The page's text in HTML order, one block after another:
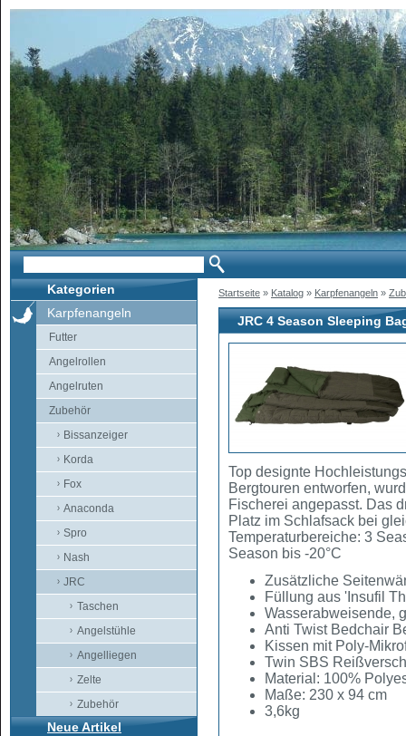
Kategorien
Karpfenangeln
Futter
Angelrollen
Angelruten
Zubehör
Bissanzeiger
Korda
Fox
Anaconda
Spro
Nash
JRC
Taschen
Angelstühle
Angelliegen
Zelte
Zubehör
Neue Artikel
Startseite » Katalog » Karpfenangeln »
JRC 4 Season Sleeping
Top designte
Bergtouren entworfen,
Fischerei angepasst. Das
Platz im Schlafsack bei
Temperaturbereiche: 3
Season bis -20°C
Zusätzliche
Füllung aus 'Insufil
Wasserabweisende,
Anti Twist Bedchair
Kissen mit Poly-
Twin SBS
Material: 100%
Maße: 230 x 94 cm
3,6kg